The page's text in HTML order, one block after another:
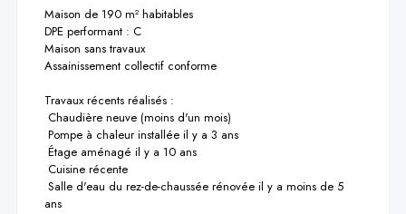
Maison de 190 m² habitables
DPE performant : C
Maison sans travaux
Assainissement collectif conforme
Travaux récents réalisés :
ans